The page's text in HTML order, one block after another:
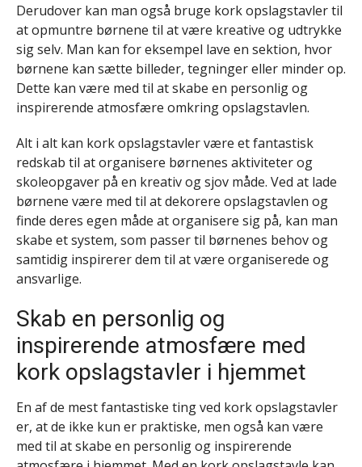
Derudover kan man også bruge kork opslagstavler til
at opmuntre børnene til at være kreative og udtrykke
sig selv. Man kan for eksempel lave en sektion, hvor
børnene kan sætte billeder, tegninger eller minder op.
Dette kan være med til at skabe en personlig og
inspirerende atmosfære omkring opslagstavlen.
Alt i alt kan kork opslagstavler være et fantastisk
redskab til at organisere børnenes aktiviteter og
skoleopgaver på en kreativ og sjov måde. Ved at lade
børnene være med til at dekorere opslagstavlen og
finde deres egen måde at organisere sig på, kan man
skabe et system, som passer til børnenes behov og
samtidig inspirerer dem til at være organiserede og
ansvarlige.
Skab en personlig og
inspirerende atmosfære med
kork opslagstavler i hjemmet
En af de mest fantastiske ting ved kork opslagstavler
er, at de ikke kun er praktiske, men også kan være
med til at skabe en personlig og inspirerende